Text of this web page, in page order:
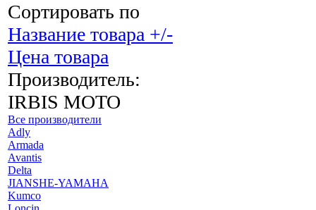
Сортировать по
Название товара +/-
Цена товара
Производитель:
IRBIS MOTO
Все производители
Adly
Armada
Avantis
Delta
JIANSHE-YAMAHA
Kumco